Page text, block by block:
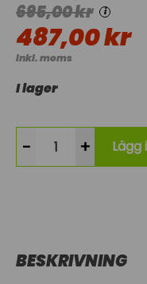
695,00 kr i
487,00 kr
Inkl. moms
I lager
- + Lägg
BESKRIVNING